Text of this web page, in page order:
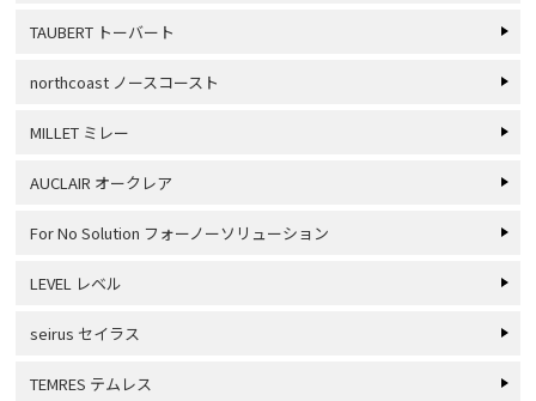
TAUBERT トーバート
northcoast ノースコースト
MILLET ミレー
AUCLAIR オークレア
For No Solution フォーノーソリューション
LEVEL レベル
seirus セイラス
TEMRES テムレス